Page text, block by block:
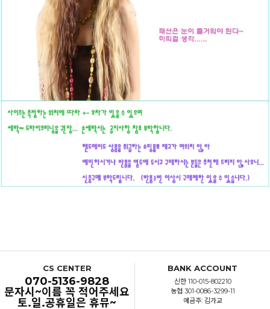
CS CENTER
070-5136-9828
문자시~이름 꼭 적어주세요
토.일.공휴일은 휴뮤~
BANK ACCOUNT
신한 110-015-802210
농협 301-0086-3299-11
예금주: 김가교